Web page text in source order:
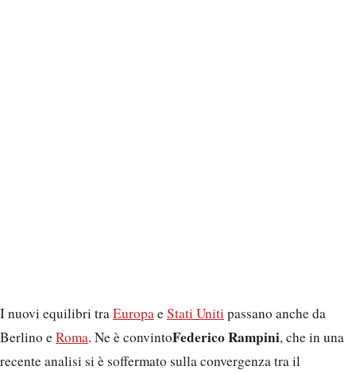
I nuovi equilibri traEuropaeStati Uniti passano anche da
Berlino eRoma. Ne è convintoFederico Rampini, che in una
recente analisi si è soffermato sulla convergenza tra il